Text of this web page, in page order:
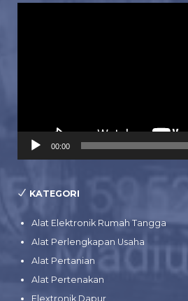
00:00
KATEGORI
Alat Elektronik Rumah Tangga
Alat Perlengkapan Usaha
Alat Pertanian
Alat Pertenakan
Elextronik Dapur